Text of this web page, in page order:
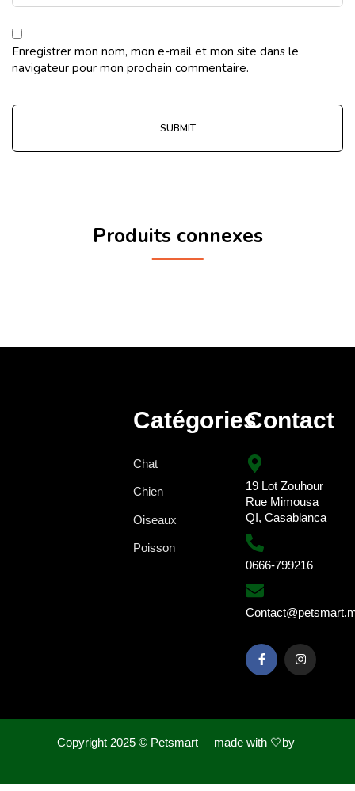
Enregistrer mon nom, mon e-mail et mon site dans le
navigateur pour mon prochain commentaire.
Produits connexes
Catégories
Chat
Chien
Oiseaux
Poisson
Contact
19 Lot Zouhour
Rue Mimousa
QI, Casablanca
0666-799216
Copyright 2025 © Petsmart – made with 🤍by